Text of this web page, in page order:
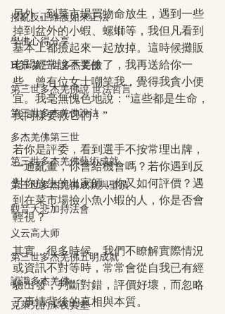
撥亂反正維護如來正法
學佛心得分享
H.H.第三世多杰羌佛
第三世多杰羌佛說 世法哲言
第三世多杰羌佛說法
多杰羌佛第三世
第三世多杰羌佛藝術成就
第三世多杰羌佛成就與聖蹟
觀音大悲加持法會
义云高大师
第三世多杰羌佛五明成就
認識多杰羌佛
克萊兒的深夜實堂
另外，到菜市場買物命放生，遇到一些
掉到盆外的小蝦、螺螄等，我但凡看到
基本上都撿起來一起放掉。這時候攤販
老闆經常說不要撿了，我再送給你一
些。曾有位女士嘲笑我，覺得我貪小便
宜。我毫無愧色地說：“這些都是生命，
我同樣要救它們！”
若你是評委，看到選手不按常理出牌，
一通亂畫，你會給機會嗎？若你遇到反
對你放生的出家師，你又如何評價？遇
到在菜市場撿小魚小蝦的人，你是否會
輕視？
其實，很多時候，我們不瞭解實際情況
或資訊不對等時，常常會從自我已有經
驗出發，判斷對錯，評價好壞，而忽略
了事情背後的真相與本質。